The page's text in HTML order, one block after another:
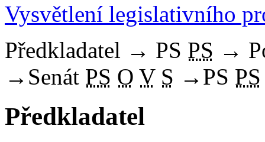
Vysvětlení legislativního
Předkladatel → PS PS →
→ Senát PS O V S → PS PS
Předkladatel